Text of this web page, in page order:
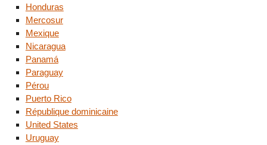
Honduras
Mercosur
Mexique
Nicaragua
Panamá
Paraguay
Pérou
Puerto Rico
République dominicaine
United States
Uruguay